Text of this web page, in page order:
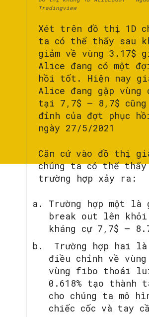
Tradingview
Xét trên đồ thị 1D
ta có thể thấy sau
giảm về vùng 3.17$
Alice đang có một
hồi tốt. Hiện nay
Alice đang gặp vùng
tại 7,7$ – 8,7$
đỉnh của đợt phục
ngày 27/5/2021
Căn cứ vào đồ thị
chúng ta có thể
trường hợp xảy ra:
Trường hợp một là
break out lên khỏi
kháng cự 7,7$ –
Trường hợp hai
điều chỉnh về
vùng fibo thoái
0.618% tạo thành
cho chúng ta mô
chiếc cốc và tay